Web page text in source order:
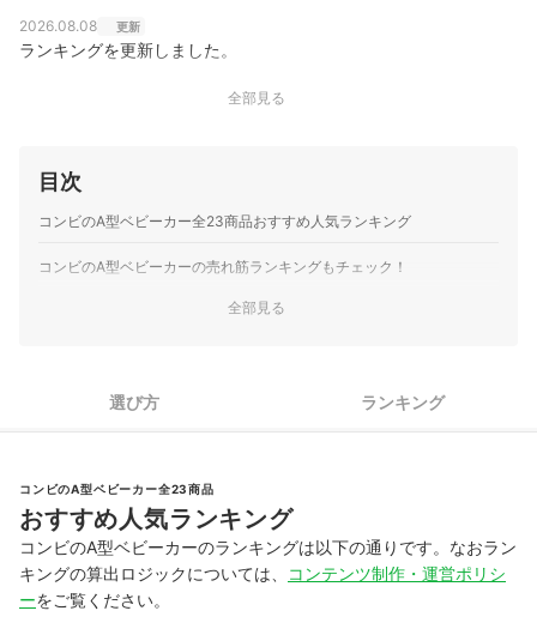
2026.08.08 更新
ランキングを更新しました。
全部見る
目次
コンビのA型ベビーカー全23商品おすすめ人気ランキング
コンビのA型ベビーカーの売れ筋ランキングもチェック！
全部見る
選び方 ランキング
コンビのA型ベビーカー全23商品
おすすめ人気ランキング
コンビのA型ベビーカーのランキングは以下の通りです。なおラン
キングの算出ロジックについては、
コンテンツ制作・運営ポリシ
ーをご覧ください。